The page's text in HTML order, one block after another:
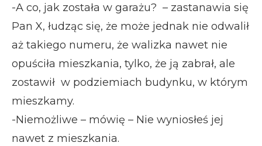
-A co, jak została w garażu? – zastanawia się
Pan X, łudząc się, że może jednak nie odwalił
aż takiego numeru, że walizka nawet nie
opuściła mieszkania, tylko, że ją zabrał, ale
zostawił w podziemiach budynku, w którym
mieszkamy.
-Niemożliwe – mówię – Nie wyniosłeś jej
nawet z mieszkania.